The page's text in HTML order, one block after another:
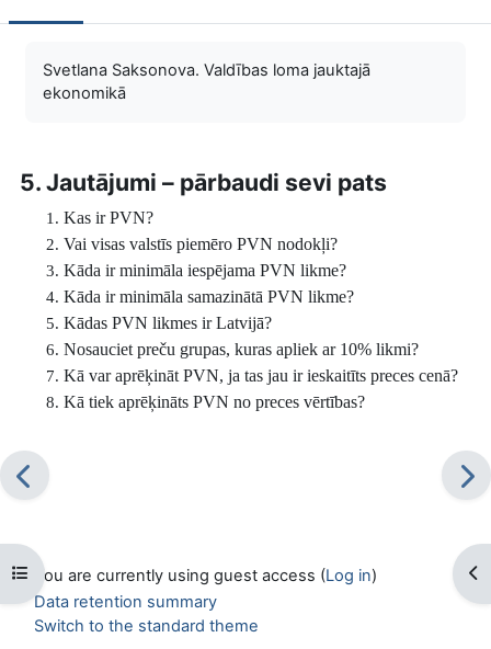
Open course index
Svetlana Saksonova. Valdības loma jauktajā
ekonomikā
5. Jautājumi – pārbaudi sevi pats
Kas ir PVN?
Vai visas valstīs piemēro PVN nodokļi?
Kāda ir minimāla iespējama PVN likme?
Kāda ir minimāla samazinātā PVN likme?
Kādas PVN likmes ir Latvijā?
Nosauciet preču grupas, kuras apliek ar 10% likmi?
Kā var aprēķināt PVN, ja tas jau ir ieskaitīts preces cenā?
Kā tiek aprēķināts PVN no preces vērtības?
You are currently using guest access (Log in)
Data retention summary
Switch to the standard theme